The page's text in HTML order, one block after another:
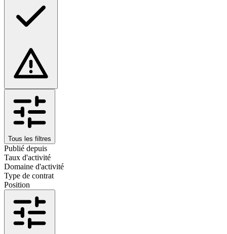
Tous les filtres
Publié depuis
Taux d'activité
Domaine d'activité
Type de contrat
Position